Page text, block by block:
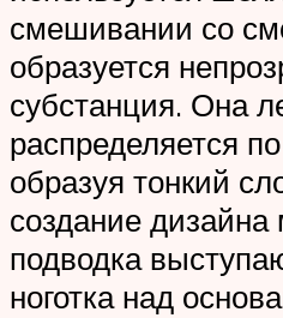
смешивании со
образуется
субстанция. Она
распределяется
образуя тонкий
создание
подводка
ноготка над